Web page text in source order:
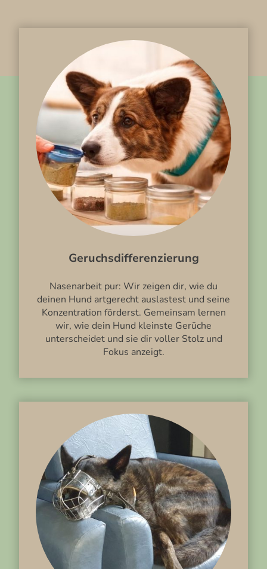
Geruchsdifferenzierung
Nasenarbeit pur: Wir zeigen dir, wie du
deinen Hund artgerecht auslastest und seine
Konzentration förderst. Gemeinsam lernen
wir, wie dein Hund kleinste Gerüche
unterscheidet und sie dir voller Stolz und
Fokus anzeigt.